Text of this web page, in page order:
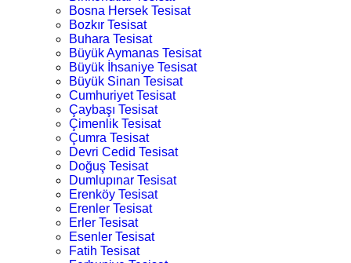
Bosna Hersek Tesisat
Bozkır Tesisat
Buhara Tesisat
Büyük Aymanas Tesisat
Büyük İhsaniye Tesisat
Büyük Sinan Tesisat
Cumhuriyet Tesisat
Çaybaşı Tesisat
Çimenlik Tesisat
Çumra Tesisat
Devri Cedid Tesisat
Doğuş Tesisat
Dumlupınar Tesisat
Erenköy Tesisat
Erenler Tesisat
Erler Tesisat
Esenler Tesisat
Fatih Tesisat